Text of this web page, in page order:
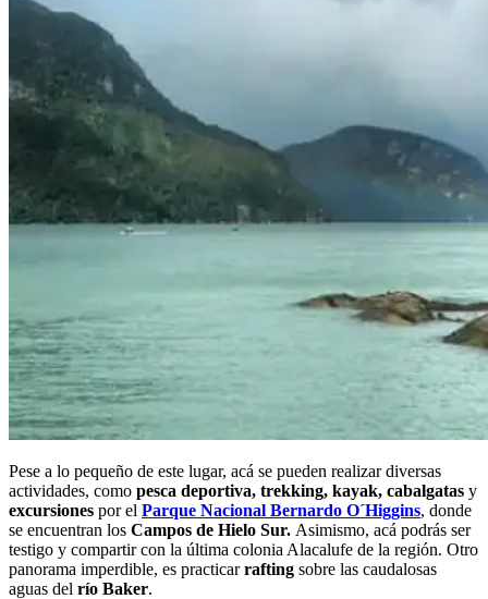
Pese a lo pequeño de este lugar, acá se pueden realizar diversas
actividades, como pesca deportiva, trekking, kayak, cabalgatas y
excursiones por el Parque Nacional Bernardo O´Higgins, donde
se encuentran los Campos de Hielo Sur. Asimismo, acá podrás ser
testigo y compartir con la última colonia Alacalufe de la región. Otro
panorama imperdible, es practicarrafting sobre las caudalosas
aguas del río Baker.